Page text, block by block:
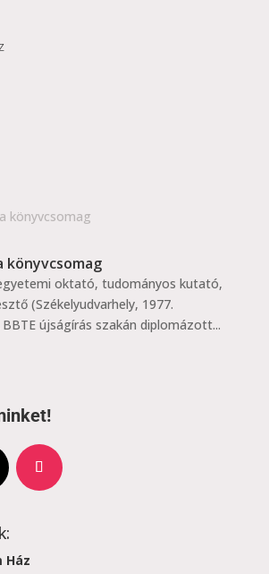
könyvcsomag
oktató, tudományos kutató,
(Székelyudvarhely, 1977.
újságírás szakán diplomázott...
Ház